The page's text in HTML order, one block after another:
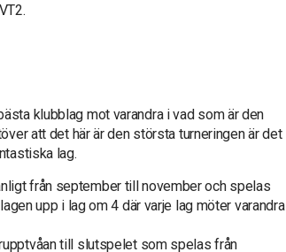
klubblag mot varandra i vad som är den
att det här är den största turneringen är det
lag.
från september till november och spelas
upp i lag om 4 där varje lag möter varandra
till slutspelet som spelas från